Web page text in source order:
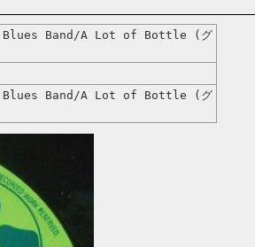
Blues Band/A Lot of Bottle (グ
Blues Band/A Lot of Bottle (グ